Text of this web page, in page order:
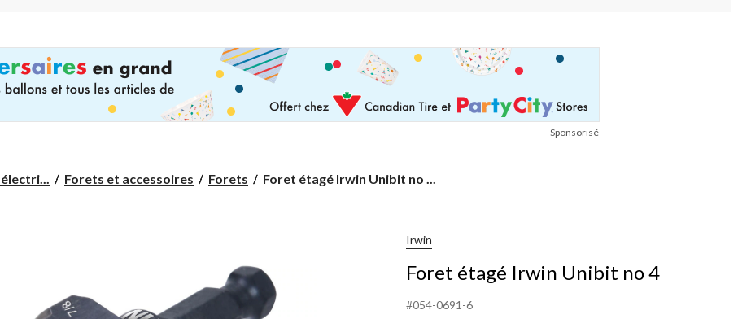
Sponsorisé
Forets et accessoires Forets
Foret
Foret étagé Irwin Unibit no ...
Irwin
Foret étagé Irwin Unibit no 4
#054-0691-6